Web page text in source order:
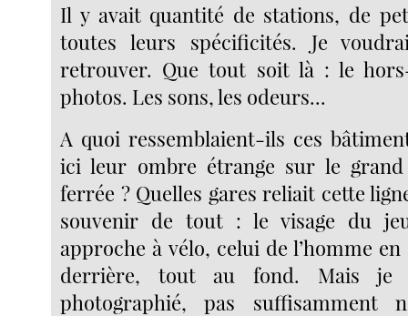
Il y avait quantité de stations, de
toutes leurs spécificités. Je
retrouver. Que tout soit là : le
photos. Les sons, les odeurs...
A quoi ressemblaient-ils ces
ici leur ombre étrange sur le
ferrée ? Quelles gares reliait cette
souvenir de tout : le visage du
approche à vélo, celui de l’homme
derrière, tout au fond. Mais je
photographié, pas suffisamment